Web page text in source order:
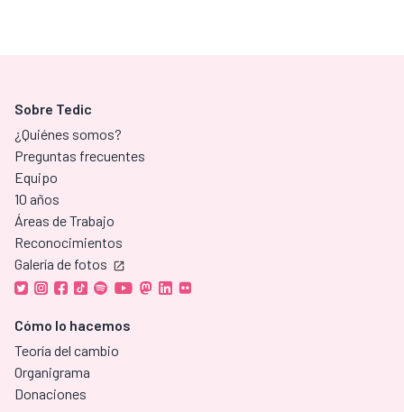
Sobre Tedic
¿Quiénes somos?
Preguntas frecuentes
Equipo
10 años
Áreas de Trabajo
Reconocimientos
Galería de fotos
Cómo lo hacemos
Teoría del cambio
Organigrama
Donaciones